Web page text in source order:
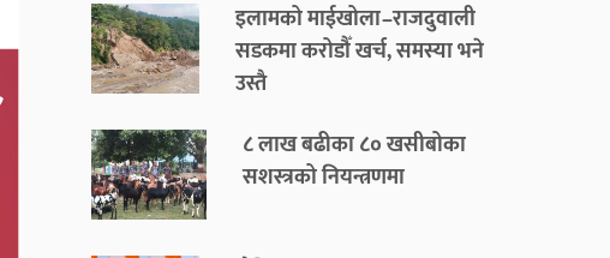
इलामको माईखोला–राजदुवाली
सडकमा करोडौँ खर्च, समस्या भने
उस्तै
८ लाख बढीका ८० खसीबोका
सशस्त्रको नियन्त्रणमा